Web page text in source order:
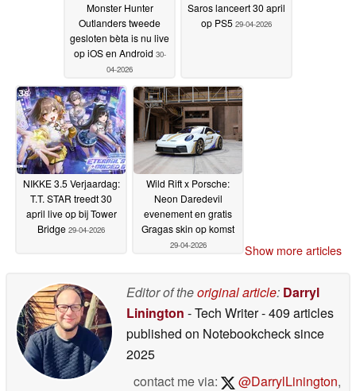
Monster Hunter
Outlanders tweede
gesloten bèta is nu live
op iOS en Android 30-
04-2026
Saros lanceert 30 april
op PS5 29-04-2026
NIKKE 3.5 Verjaardag:
T.T. STAR treedt 30
april live op bij Tower
Bridge 29-04-2026
Wild Rift x Porsche:
Neon Daredevil
evenement en gratis
Gragas skin op komst
29-04-2026 Show more articles
Editor of theoriginal article: Darryl
Linington - Tech Writer- 409 articles
published on Notebookchecksince
2025
contact me via:
@DarrylLinington,